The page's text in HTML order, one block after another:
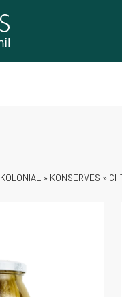
KOLONIAL » KONSERVES »